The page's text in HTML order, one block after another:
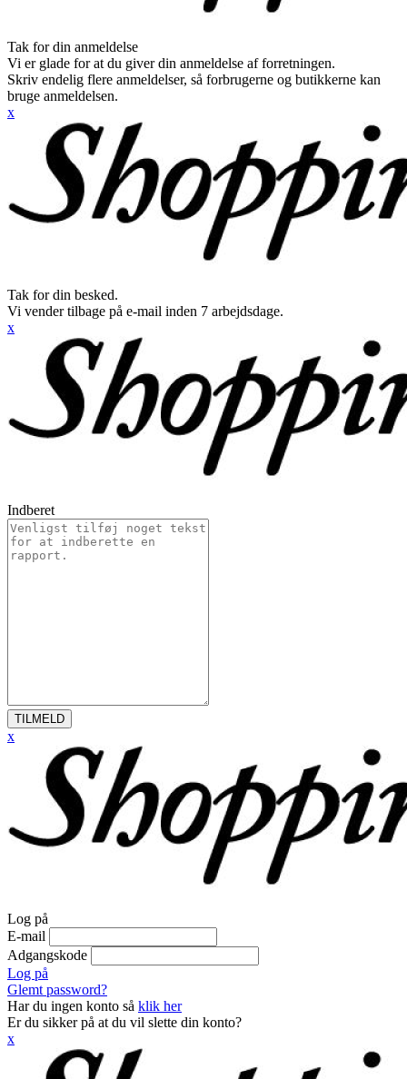
Tak for din anmeldelse
Vi er glade for at du giver din anmeldelse af forretningen.
Skriv endelig flere anmeldelser, så forbrugerne og butikkerne kan
bruge anmeldelsen.
x
Tak for din besked.
Vi vender tilbage på e-mail inden 7 arbejdsdage.
x
Indberet
TILMELD
x
Log på
E-mail
Adgangskode
Log på
Glemt password?
Har du ingen konto så klik her
Er du sikker på at du vil slette din konto?
x